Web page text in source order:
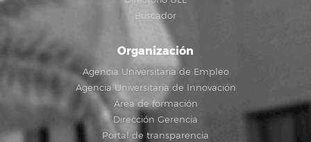
Buscador
Organización
Agencia Universitaria de Empleo
Agencia Universitaria de Innovación
Área de formación
Dirección Gerencia
Portal de transparencia